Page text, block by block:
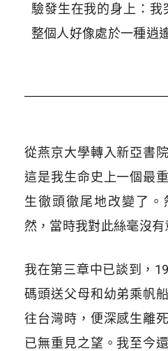
驗發生在我的身上：我
整個人好像處於一種逍
從燕京大學轉入新亞書
這是我生命史上一個最
生徹頭徹尾地改變了
然，當時我對此絲毫沒有
我在第三章中已談到，
碼頭送父母和幼弟乘帆
往台灣時，便深感生離
已無重見之望。我至今